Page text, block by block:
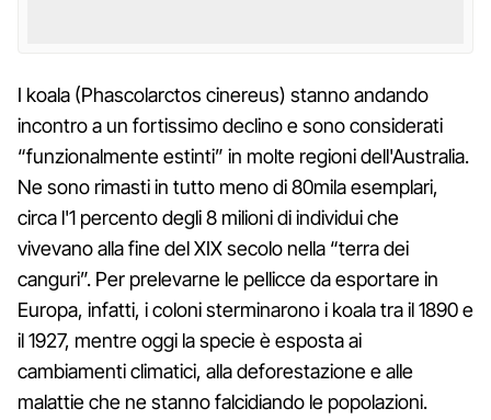
I koala (Phascolarctos cinereus) stanno andando
incontro a un fortissimo declino e sono considerati
“funzionalmente estinti” in molte regioni dell'Australia.
Ne sono rimasti in tutto meno di 80mila esemplari,
circa l'1 percento degli 8 milioni di individui che
vivevano alla fine del XIX secolo nella “terra dei
canguri”. Per prelevarne le pellicce da esportare in
Europa, infatti, i coloni sterminarono i koala tra il 1890 e
il 1927, mentre oggi la specie è esposta ai
cambiamenti climatici, alla deforestazione e alle
malattie che ne stanno falcidiando le popolazioni.